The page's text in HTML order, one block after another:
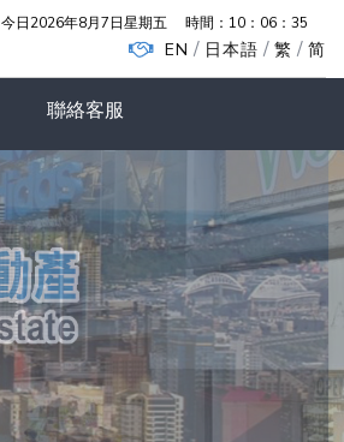
今日2026年8月7日星期五 時間： 10：06：36
EN / 日本語 / 繁 / 简
聯絡客服